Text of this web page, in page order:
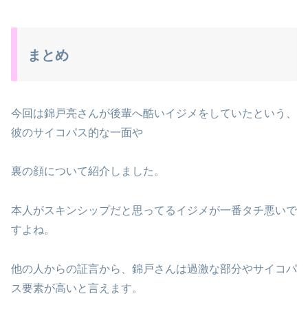
まとめ
今回は錦戸亮さんが後輩へ酷いイジメをしていたという、
彼のサイコパス的な一面や
裏の顔について紹介しました。
本人がスキンシップだと思ってるイジメが一番タチ悪いで
すよね。
他の人からの証言から、錦戸さんは過激な部分やサイコパ
ス要素が高いと言えます。